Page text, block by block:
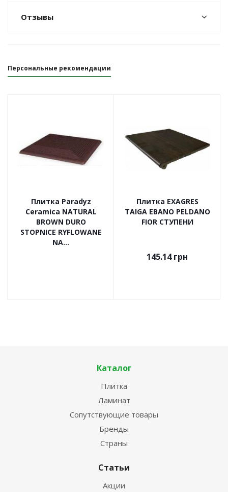
Отзывы
Персональные рекомендации
Плитка Paradyz
Ceramica NATURAL
BROWN DURO
STOPNICE RYFLOWANE
NA...
Плитка EXAGRES
TAIGA EBANO PELDANO
FIOR СТУПЕНИ
145.14грн
Каталог
Плитка
Ламинат
Сопутствующие товары
Бренды
Страны
Статьи
Акции